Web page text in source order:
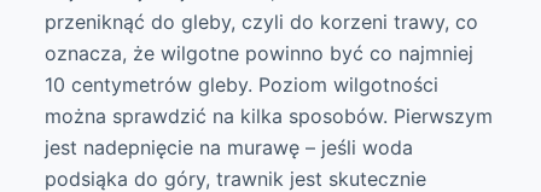
przeniknąć do gleby, czyli do korzeni trawy, co
oznacza, że wilgotne powinno być co najmniej
10 centymetrów gleby. Poziom wilgotności
można sprawdzić na kilka sposobów. Pierwszym
jest nadepnięcie na murawę – jeśli woda
podsiąka do góry, trawnik jest skutecznie